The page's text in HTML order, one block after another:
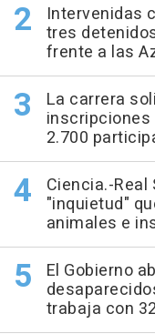
Intervenidas
tres
frente a las
La carrera
2.700
Ciencia.-
"inquietud"
animales e
El Gobierno
trabaja con